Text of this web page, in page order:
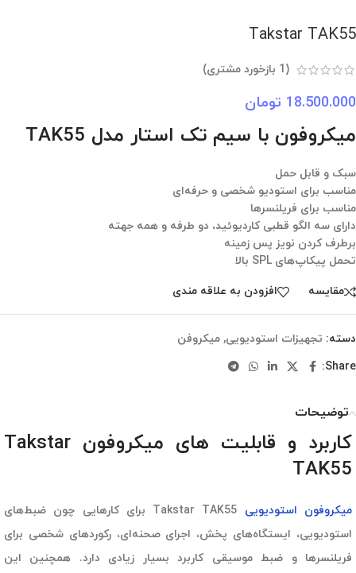
Takstar TAK55
(
1 بازخورد مشتری)
18.500.000 تومان
میکروفون با سیم تک استار مدل TAK55
سبک و قابل حمل
مناسب برای استودیو شخصی و حرفه‌ای
مناسب برای فریلنسرها
دارای سه الگو قطبی کاردیوئید، دو طرفه و همه جهته
برطرف کردن نویز پس زمینه
تحمل پیکاپ‌های SPL بالا
مقایسه افزودن به علاقه مندی
دسته: تجهیزات استودیویی, میکروفن
Share:
توضیحات
کاربرد و قابلیت های میکروفون Takstar
TAK55
میکروفون استودیویی
Takstar TAK55 برای کارهایی چون ضبط‌های
استودیویی، ایستگاه‌های پخش، اجرای صحنه‌ای، رکوردهای شخصی برای
فریلنسرها و ضبط موسیقی کاربرد بسیار زیادی دارد. همچنین این